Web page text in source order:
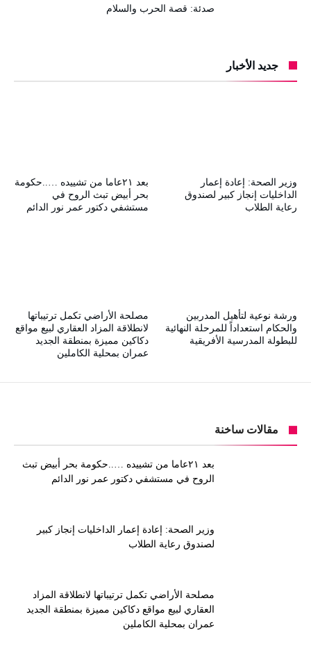
صدئة: قصة الحرب والسلام
جديد الأخبار
بعد ٢١عاما من تشييده …..حكومة
بحر أبيض تبث الروح في
مستشفي دكتور عمر نور الدائم
وزير الصحة: إعادة إعمار
الداخليات إنجاز كبير لصندوق
رعاية الطلاب
مصلحة الأراضي تكمل ترتيباتها
لانطلاقة المزاد العقاري لبيع مواقع
دكاكين مميزة بمنطقة الجديد
عمران بمحلية الكاملين
ورشة نوعية لتأهيل المدربين
والحكام استعداداً للمرحلة النهائية
للبطولة المدرسية الأفريقية
مقالات ساخنة
بعد ٢١عاما من تشييده …..حكومة بحر أبيض تبث
الروح في مستشفي دكتور عمر نور الدائم
وزير الصحة: إعادة إعمار الداخليات إنجاز كبير
لصندوق رعاية الطلاب
مصلحة الأراضي تكمل ترتيباتها لانطلاقة المزاد
العقاري لبيع مواقع دكاكين مميزة بمنطقة الجديد
عمران بمحلية الكاملين